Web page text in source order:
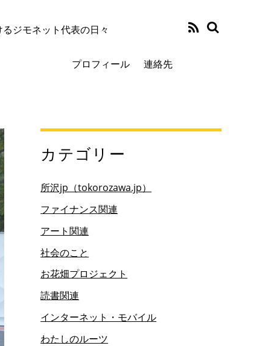
ジモネット代表の日々
プロフィール 連絡先
カテゴリー
所沢jp（tokorozawa.jp）
ファイナンス関連
アート関連
社会のこと
お花畑プロジェクト
読書関連
インターネット・モバイル
わたしのルーツ